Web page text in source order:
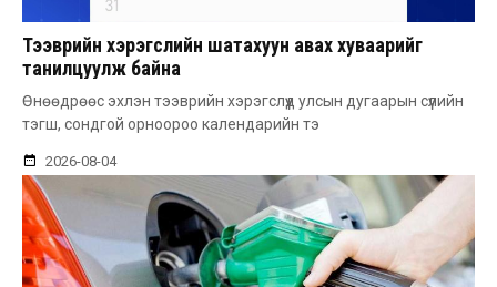
Тээврийн хэрэгслийн шатахуун авах хуваарийг
танилцуулж байна
Өнөөдрөөс эхлэн тээврийн хэрэгслүүд улсын дугаарын сүүлийн
тэгш, сондгой орноороо календарийн тэ
2026-08-04